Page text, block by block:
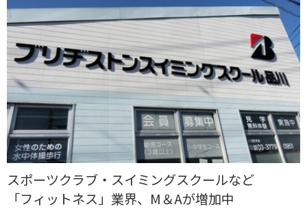
スポーツクラブ・スイミングスクールなど
「フィットネス」業界、M＆Aが増加中